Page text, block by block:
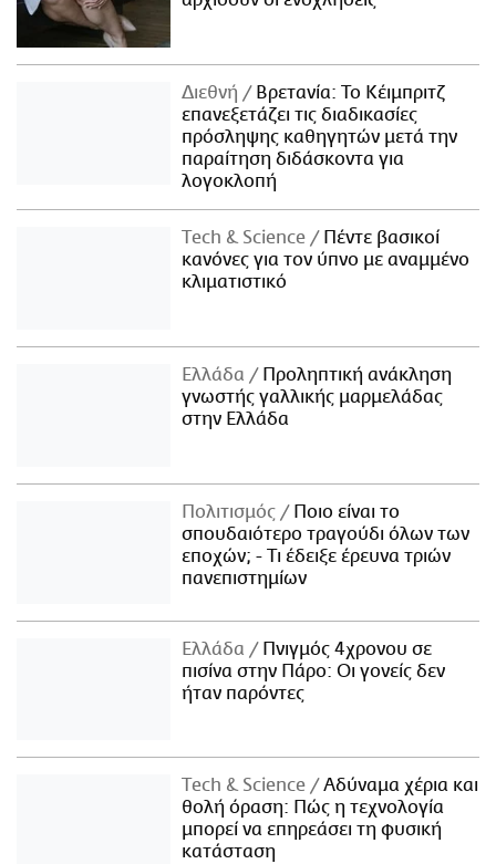
Διεθνή
Βρετανία: Το Κέιμπριτζ
επανεξετάζει τις διαδικασίες
πρόσληψης καθηγητών μετά την
παραίτηση διδάσκοντα για
λογοκλοπή
Τech & Science
Πέντε βασικοί
κανόνες για τον ύπνο με αναμμένο
κλιματιστικό
Ελλάδα
Προληπτική ανάκληση
γνωστής γαλλικής μαρμελάδας
στην Ελλάδα
Πολιτισμός
Ποιο είναι το
σπουδαιότερο τραγούδι όλων των
εποχών; - Τι έδειξε έρευνα τριών
πανεπιστημίων
Ελλάδα
Πνιγμός 4χρονου σε
πισίνα στην Πάρο: Οι γονείς δεν
ήταν παρόντες
Τech & Science
Αδύναμα χέρια και
θολή όραση: Πώς η τεχνολογία
μπορεί να επηρεάσει τη φυσική
κατάσταση